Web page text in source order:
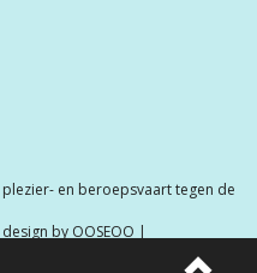
en beroepsvaart tegen de
by OOSEOO |